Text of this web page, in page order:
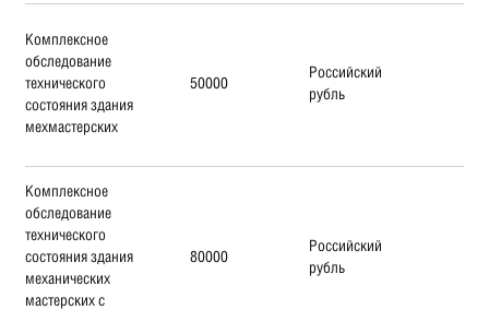
Комплексное
обследование
технического
состояния здания
мехмастерских
50000
Российский
рубль
Комплексное
обследование
технического
состояния здания
механических
мастерских с
80000
Российский
рубль